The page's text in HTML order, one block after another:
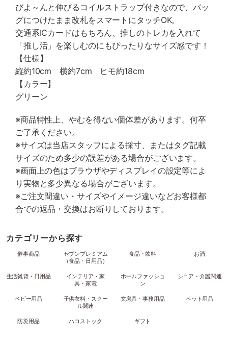
びよ～んと伸びるコイルストラップ付きなので、バッ
グにつけたまま改札をスマートにタッチOK。
交通系ICカードはもちろん、推しのトレカを入れて
「推し活」を楽しむのにもぴったりなサイズ感です！
【仕様】
縦約10cm 横約7cm ヒモ約18cm
【カラー】
グリーン
※商品特性上、やむを得ない個体差があります。何卒
ご了承ください。
※サイズは当店スタッフによる採寸、またはタグ記載
サイズのため多少の誤差がある場合がございます。
※画面上の色はブラウザやディスプレイの設定等によ
り実物と多少異なる場合がございます。
※ご注文間違い・サイズやイメージ違いなどお客様都
合での返品・交換はお断りしております。
カテゴリーから探す
催事商品
セブンプレミアム
（食品・日用品）
食品・飲料 お酒
生活雑貨・日用品
インテリア・家
具・家電
ホームファッショ
ン
シニア・介護関連
ベビー用品
子供衣料・スクー
ル関連
文房具・事務用品 ペット用品
防災用品 ハコストック ギフト